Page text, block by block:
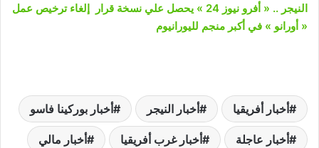
النيجر .. « أفرو نيوز 24 » يحصل علي نسخة قرار إلغاء ترخيص عمل
« أورانو » في أكبر منجم لليورانيوم
أخبار أفريقيا أخبار النيجر أخبار بوركينا فاسو
أخبار عاجلة أخبار غرب أفريقيا أخبار مالي